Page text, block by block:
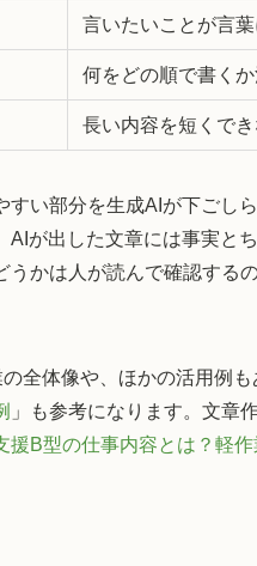
言いたいことが言
何をどの順で書く
長い内容を短くで
すい部分を生成AIが下ごし
AIが出した文章には事実と
うかは人が読んで確認する
全体像や、ほかの活用例
」も参考になります。文章
援B型の仕事内容とは？軽